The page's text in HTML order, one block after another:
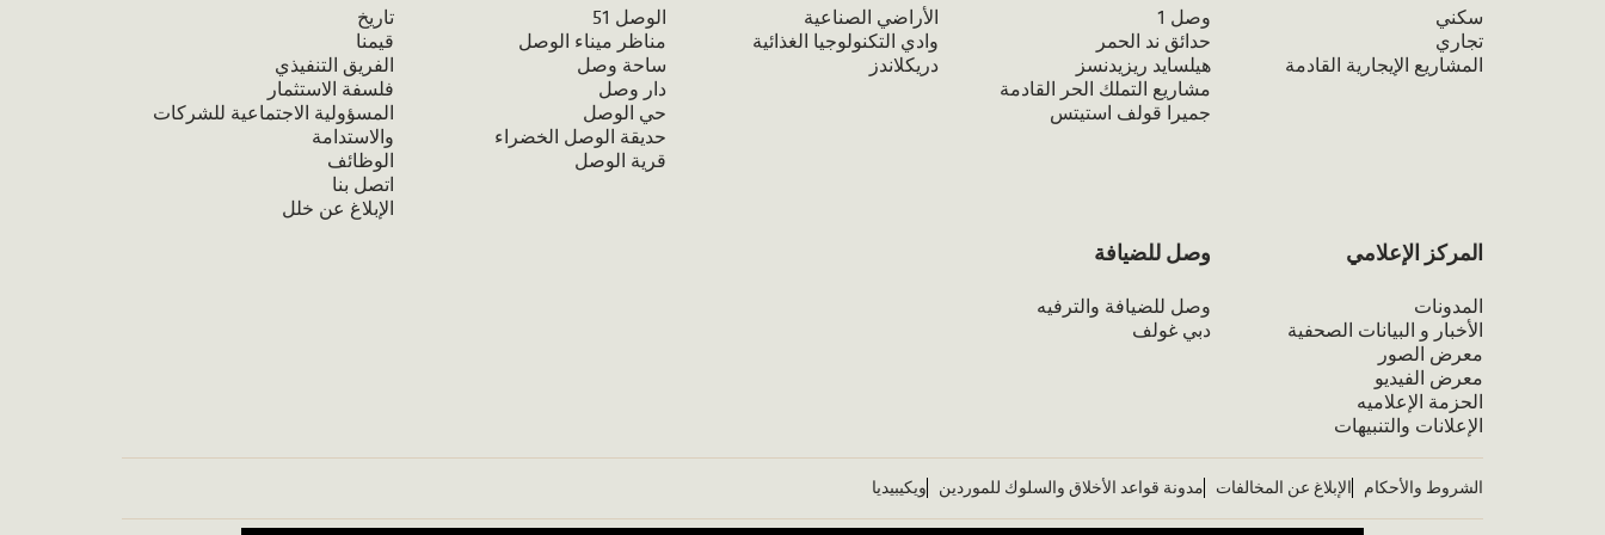
سكني
تجاري
المشاريع الإيجارية القادمة
وصل 1
حدائق ند الحمر
هيلسايد ريزيدنسز
مشاريع التملك الحر القادمة
جميرا قولف استيتس
الأراضي الصناعية
وادي التكنولوجيا الغذائية
دريكلاندز
الوصل 51
مناظر ميناء الوصل
ساحة وصل
دار وصل
حي الوصل
حديقة الوصل الخضراء
قرية الوصل
تاريخ
قيمنا
الفريق التنفيذي
فلسفة الاستثمار
المسؤولية الاجتماعية للشركات
والاستدامة
الوظائف
اتصل بنا
الإبلاغ عن خلل
المركز الإعلامي
المدونات
الأخبار و البيانات الصحفية
معرض الصور
معرض الفيديو
الحزمة الإعلاميه
الإعلانات والتنبيهات
وصل للضيافة
وصل للضيافة والترفيه
دبي غولف
الشروط والأحكام الإبلاغ عن المخالفات مدونة قواعد الأخلاق والسلوك للموردين ويكيبيديا